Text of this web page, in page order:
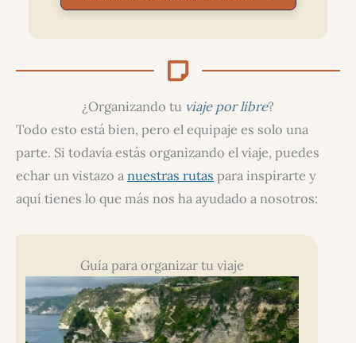
¿Organizando tu viaje por libre?
Todo esto está bien, pero el equipaje es solo una
parte. Si todavía estás organizando el viaje, puedes
echar un vistazo anuestras rutas para inspirarte y
aquí tienes lo que más nos ha ayudado a nosotros:
Guía para organizar tu viaje